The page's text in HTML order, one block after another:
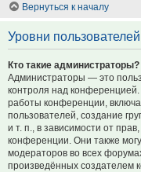
Вернуться к началу
Уровни
Кто такие администраторы?
Администраторы — это
контроля над
работы конференции,
пользователей, создание
и т. п., в зависимости от
конференции. Они также
модераторов во всех
произведённых создателем